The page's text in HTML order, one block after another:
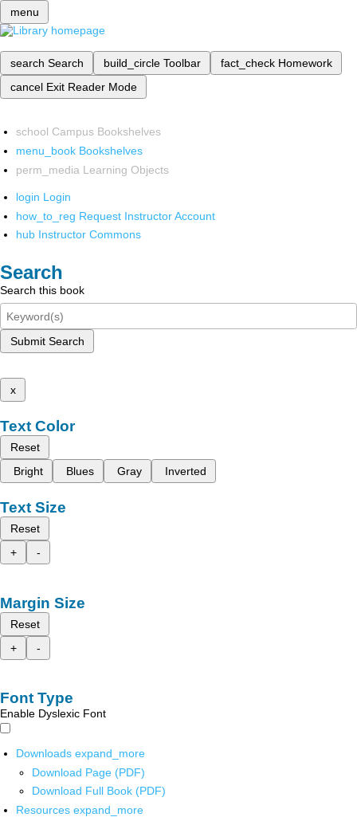
menu
search Search build_circle Toolbar fact_check Homework
cancel Exit Reader Mode
school Campus Bookshelves
menu_book Bookshelves
perm_media Learning Objects
login Login
how_to_reg Request Instructor Account
hub Instructor Commons
Search
Search this book
Submit Search
x
Text Color
Reset
Bright
Blues Gray Inverted
Text Size
Reset
+
-
Margin Size
Reset
+
-
Font Type
Enable Dyslexic Font
Downloads expand_more
Download Page (PDF)
Download Full Book (PDF)
Resources expand_more